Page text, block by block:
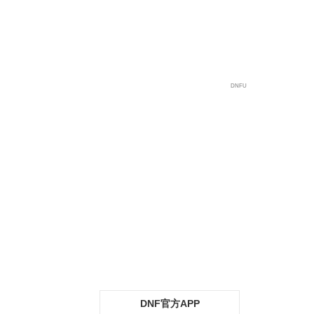
DNFU
DNF官方APP